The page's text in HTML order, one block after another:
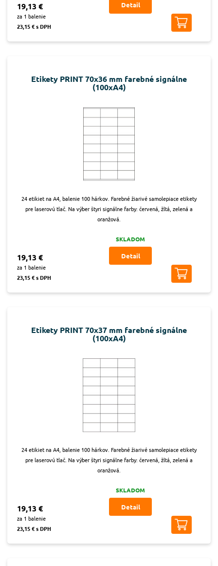
19,13 €
za 1 balenie
23,15 € s DPH
Detail
Etikety PRINT 70x36 mm farebné signálne
(100xA4)
24 etikiet na A4, balenie 100 hárkov. Farebné žiarivé samolepiace etikety
pre laserovú tlač. Na výber štyri signálne farby: červená, žltá, zelená a
oranžová.
19,13 €
za 1 balenie
23,15 € s DPH
SKLADOM
Detail
Etikety PRINT 70x37 mm farebné signálne
(100xA4)
24 etikiet na A4, balenie 100 hárkov. Farebné žiarivé samolepiace etikety
pre laserovú tlač. Na výber štyri signálne farby: červená, žltá, zelená a
oranžová.
19,13 €
za 1 balenie
23,15 € s DPH
SKLADOM
Detail